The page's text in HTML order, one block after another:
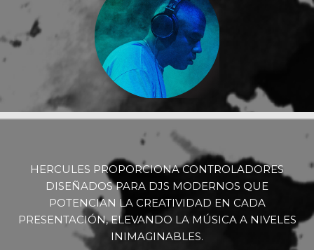
HERCULES PROPORCIONA CONTROLADORES
DISEÑADOS PARA DJS MODERNOS QUE
POTENCIAN LA CREATIVIDAD EN CADA
PRESENTACIÓN, ELEVANDO LA MÚSICA A NIVELES
INIMAGINABLES.